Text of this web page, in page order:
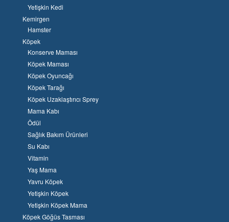
Yetişkin Kedi
Kemirgen
Hamster
Köpek
Konserve Maması
Köpek Maması
Köpek Oyuncağı
Köpek Tarağı
Köpek Uzaklaştırıcı Sprey
Mama Kabı
Ödül
Sağlık Bakım Ürünleri
Su Kabı
Vitamin
Yaş Mama
Yavru Köpek
Yetişkin Köpek
Yetişkin Köpek Mama
Köpek Göğüs Tasması